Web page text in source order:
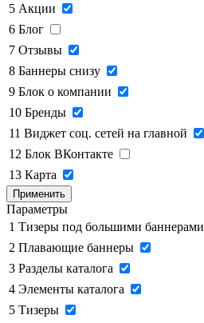
5 Акции
6 Блог
7 Отзывы
8 Баннеры снизу
9 Блок о компании
10 Бренды
11 Виджет соц. сетей на главной
12 Блок ВКонтакте
13 Карта
Применить
Параметры
1 Тизеры под большими баннерами
2 Плавающие баннеры
3 Разделы каталога
4 Элементы каталога
5 Тизеры